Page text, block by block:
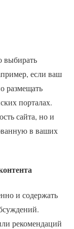
выбирать
если ваш
размещать
порталах.
сайта, но и
в ваших
и содержать
рекомендаций